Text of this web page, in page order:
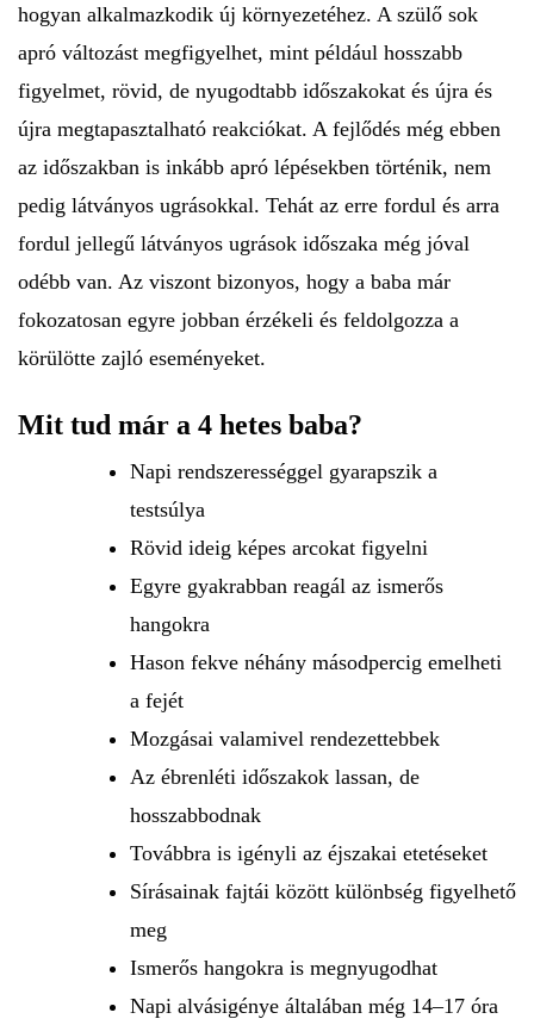
hogyan alkalmazkodik új környezetéhez. A szülő sok
apró változást megfigyelhet, mint például hosszabb
figyelmet, rövid, de nyugodtabb időszakokat és újra és
újra megtapasztalható reakciókat. A fejlődés még ebben
az időszakban is inkább apró lépésekben történik, nem
pedig látványos ugrásokkal. Tehát az erre fordul és arra
fordul jellegű látványos ugrások időszaka még jóval
odébb van. Az viszont bizonyos, hogy a baba már
fokozatosan egyre jobban érzékeli és feldolgozza a
körülötte zajló eseményeket.
Mit tud már a 4 hetes baba?
Napi rendszerességgel gyarapszik a
testsúlya
Rövid ideig képes arcokat figyelni
Egyre gyakrabban reagál az ismerős
hangokra
Hason fekve néhány másodpercig emelheti
a fejét
Mozgásai valamivel rendezettebbek
Az ébrenléti időszakok lassan, de
hosszabbodnak
Továbbra is igényli az éjszakai etetéseket
Sírásainak fajtái között különbség figyelhető
meg
Ismerős hangokra is megnyugodhat
Napi alvásigénye általában még 14–17 óra